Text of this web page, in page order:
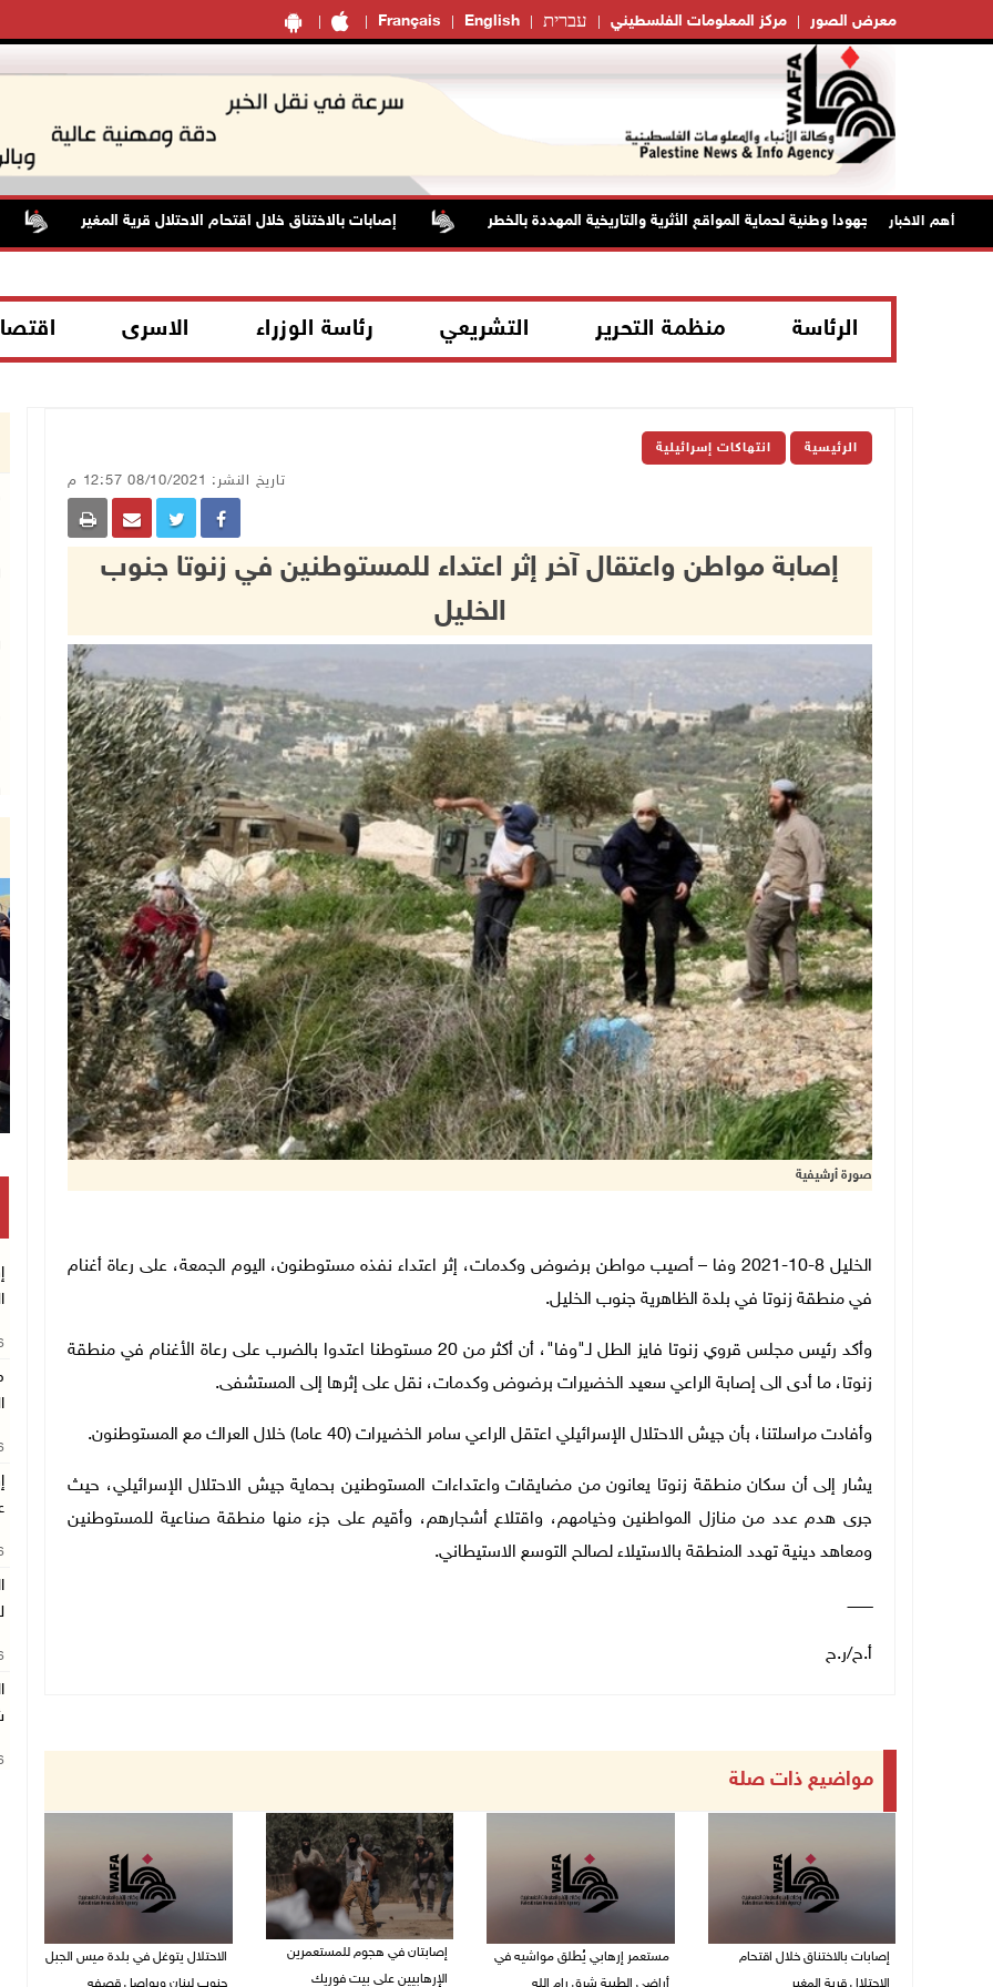
Français English עברית مركز المعلومات الفلسطيني معرض الصور
أهم الاخبار
الحايك: نقود جهودا وطنية لحماية المواقع الأثرية والتاريخية المهددة بالخطر إصابات بالاختناق خلال اقتحام الاحتلال قرية المغير
الرئاسة منظمة التحرير التشريعي رئاسة الوزراء الاسرى
الرئيسية انتهاكات إسرائيلية
تاريخ النشر: 08/10/2021 12:57 م
إصابة مواطن واعتقال آخر إثر اعتداء للمستوطنين في زنوتا جنوب
الخليل
صورة أرشيفية
الخليل 8-10-2021 وفا – أصيب مواطن برضوض وكدمات، إثر اعتداء نفذه مستوطنون، اليوم الجمعة، على رعاة أغنام
في منطقة زنوتا في بلدة الظاهرية جنوب الخليل.
وأكد رئيس مجلس قروي زنوتا فايز الطل لـ"وفا"، أن أكثر من 20 مستوطنا اعتدوا بالضرب على رعاة الأغنام في منطقة
زنوتا، ما أدى الى إصابة الراعي سعيد الخضيرات برضوض وكدمات، نقل على إثرها إلى المستشفى.
وأفادت مراسلتنا، بأن جيش الاحتلال الإسرائيلي اعتقل الراعي سامر الخضيرات (40 عاما) خلال العراك مع المستوطنون.
يشار إلى أن سكان منطقة زنوتا يعانون من مضايقات واعتداءات المستوطنين بحماية جيش الاحتلال الإسرائيلي، حيث
جرى هدم عدد من منازل المواطنين وخيامهم، واقتلاع أشجارهم، وأقيم على جزء منها منطقة صناعية للمستوطنين
ومعاهد دينية تهدد المنطقة بالاستيلاء لصالح التوسع الاستيطاني.
ـــــــــــ
أ.ح/ر.ح
مواضيع ذات صلة
إصابات بالاختناق خلال اقتحام
مستعمر إرهابي يُطلق مواشيه في
إصابتان في هجوم للمستعمرين
الإرهابيين على بيت فوريك
الاحتلال يتوغل في بلدة ميس الجبل